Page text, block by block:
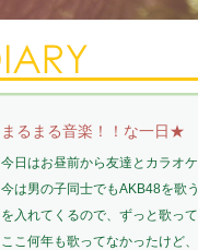
まるまる音楽！！な一日★
今日はお昼前から友達とカラオ
今は男の子同士でもAKB48を歌
を入れてくるので、ずっと歌っ
ここ何年も歌ってなかったけど